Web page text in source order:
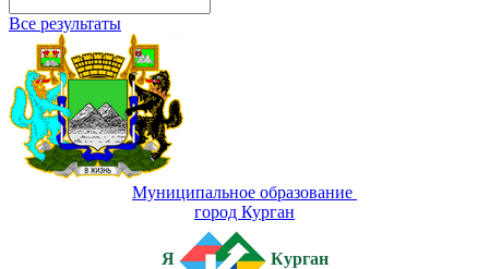
Все результаты
Муниципальное образование
город Курган
Я Курган